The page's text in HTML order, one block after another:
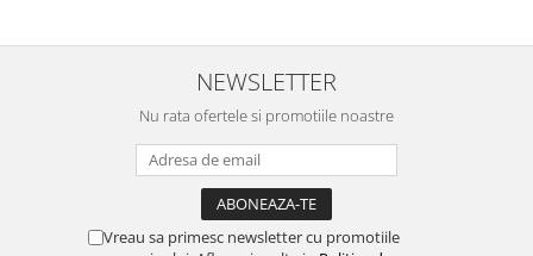
Polizoare unghiulare
Unelte de mana
Scule pneumatice
Podele hidraulice & Presa de banc
& Truse reparatii caroserie
Cabluri si incarcatoare acumulator
NEWSLETTER
Nu rata ofertele si promotiile noastre
Vreau sa primesc newsletter cu promotiile